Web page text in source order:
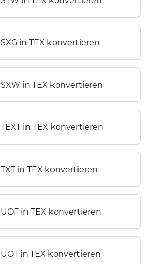
SXG in TEX konvertieren
SXW in TEX konvertieren
TEXT in TEX konvertieren
TXT in TEX konvertieren
UOF in TEX konvertieren
UOT in TEX konvertieren